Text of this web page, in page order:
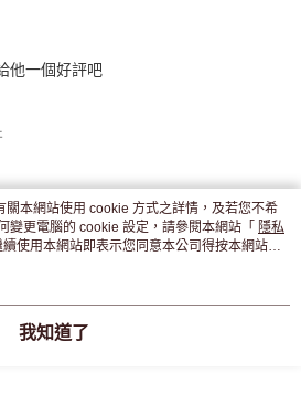
他一個好評吧
本網站使用 cookie 方式之詳情，及若您不希
變更電腦的 cookie 設定，請參閱本網站「 隱私
使用本網站即表示您同意本公司得按本網站使
。
我知道了